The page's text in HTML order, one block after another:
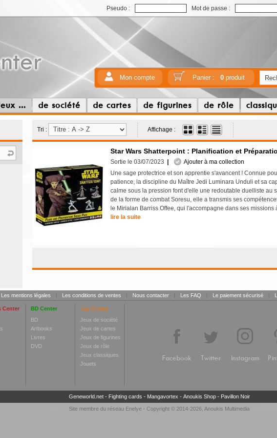
Pseudo : Mot de passe :
Mon compte Panier : 0produit
... de société de cartes de figurines de rôle
Tri : Affichage :
Star Wars Shatterpoint : Planification et
Sortie le 03/07/2023
Ajouter à ma collection
Une sage protectrice et son apprentie s'avancent ! Connue
patience, la discipline du Maître Jedi Luminara Unduli et sa
calme sous la pression font d'elle une redoutable duelliste au
de la forme de combat Soresu, elle a transmis ses
le Mirialan Barriss Offee, qui l'accompagne dans ses missions
lire la suite
Les mentions légales | Les conditions de ventes | Nous contacter | Les FAQ | Le paiement sécurisé |
Center
BD Center
BD
Artbooks
Livres
DVD
Toy Center
Jeux de société
Jeux de cartes
Jeux de figurines
Jeux de rôle
Jeux classiques
Jouets
Facebook Twitter Instagram
Geneworld.net- Fighting cards - Mangavortex - Anoukis Shop- Pavillon Noir
Site membre du réseau Enelye - Copyright © 2014-2026, Anoukis Multimedia